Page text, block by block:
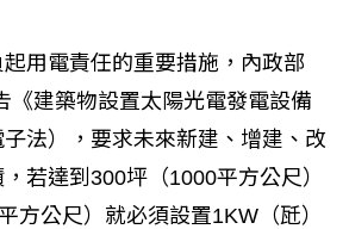
用電責任的重要措施，內政部
《建築物設置太陽光電發電設備
法），要求未來新建、增建、改
若達到300坪（1000平方公尺）
方公尺）就必須設置1KW（瓩）